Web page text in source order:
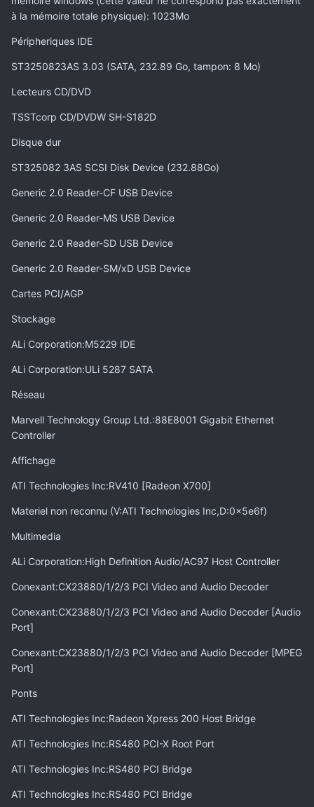
à la mémoire totale physique): 1023Mo
Péripheriques IDE
ST3250823AS 3.03 (SATA, 232.89 Go, tampon: 8 Mo)
Lecteurs CD/DVD
TSSTcorp CD/DVDW SH-S182D
Disque dur
ST325082 3AS SCSI Disk Device (232.88Go)
Generic 2.0 Reader-CF USB Device
Generic 2.0 Reader-MS USB Device
Generic 2.0 Reader-SD USB Device
Generic 2.0 Reader-SM/xD USB Device
Cartes PCI/AGP
Stockage
ALi Corporation:M5229 IDE
ALi Corporation:ULi 5287 SATA
Réseau
Marvell Technology Group Ltd.:88E8001 Gigabit Ethernet
Controller
Affichage
ATI Technologies Inc:RV410 [Radeon X700]
Materiel non reconnu (V:ATI Technologies Inc,D:0x5e6f)
Multimedia
ALi Corporation:High Definition Audio/AC97 Host Controller
Conexant:CX23880/1/2/3 PCI Video and Audio Decoder
Conexant:CX23880/1/2/3 PCI Video and Audio Decoder [Audio
Port]
Conexant:CX23880/1/2/3 PCI Video and Audio Decoder [MPEG
Port]
Ponts
ATI Technologies Inc:Radeon Xpress 200 Host Bridge
ATI Technologies Inc:RS480 PCI-X Root Port
ATI Technologies Inc:RS480 PCI Bridge
ATI Technologies Inc:RS480 PCI Bridge